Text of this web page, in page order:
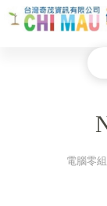
電腦零